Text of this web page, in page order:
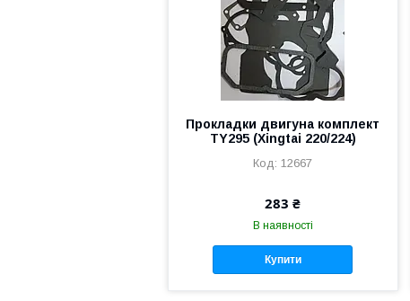
Прокладки двигуна комплект
TY295 (Xingtai 220/224)
12667
283 ₴
В наявності
Купити